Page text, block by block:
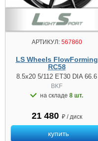
АРТИКУЛ:567860
LS Wheels FlowForming
RC58
8.5x20 5/112 ET30 DIA 66.6
BKF
на складе 8 шт.
21 480 ₽ / диск
купить